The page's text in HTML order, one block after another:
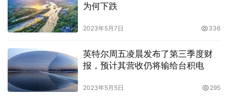
为何下跌
2023年5月7日 336
英特尔周五凌晨发布了第三季度财
报，预计其营收仍将输给台积电
2023年5月5日 295